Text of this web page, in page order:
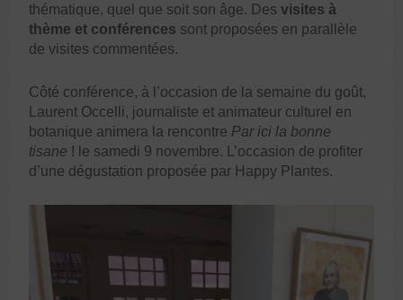
thématique, quel que soit son âge. Desvisites à
thème et conférences sont proposées en parallèle
de visites commentées.
Côté conférence, à l’occasion de la semaine du goût,
Laurent Occelli, journaliste et animateur culturel en
botanique animera la rencontre Par ici la bonne
tisane ! le samedi 9 novembre. L’occasion de profiter
d’une dégustation proposée par Happy Plantes.